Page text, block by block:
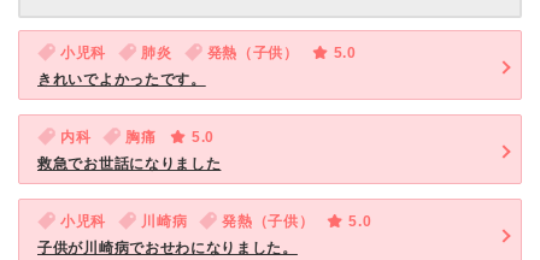
小児科 肺炎 発熱（子供）
5.0
きれいでよかったです。
内科 胸痛
5.0
救急でお世話になりました
小児科 川崎病 発熱（子供）
5.0
子供が川崎病でおせわになりました。